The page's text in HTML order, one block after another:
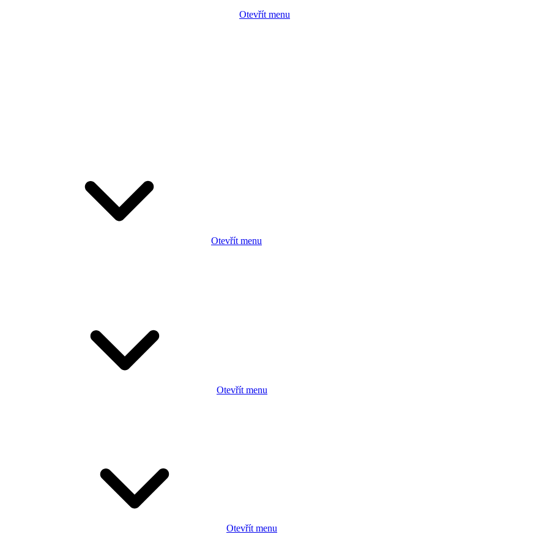
Otevřít menu
Otevřít menu
Otevřít menu
Otevřít menu